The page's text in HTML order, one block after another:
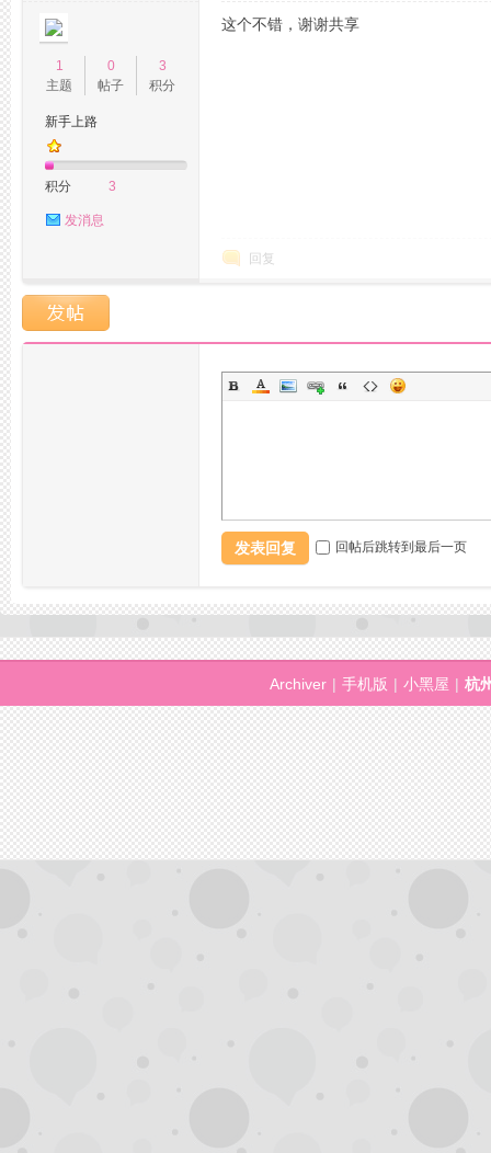
1
主题
0
帖子
3
积分
新手上路
积分 3
发消息
这个不错，谢谢共享
回复
发表回复 回帖后跳转到最后一页
Archiver | 手机版 | 小黑屋 | 杭